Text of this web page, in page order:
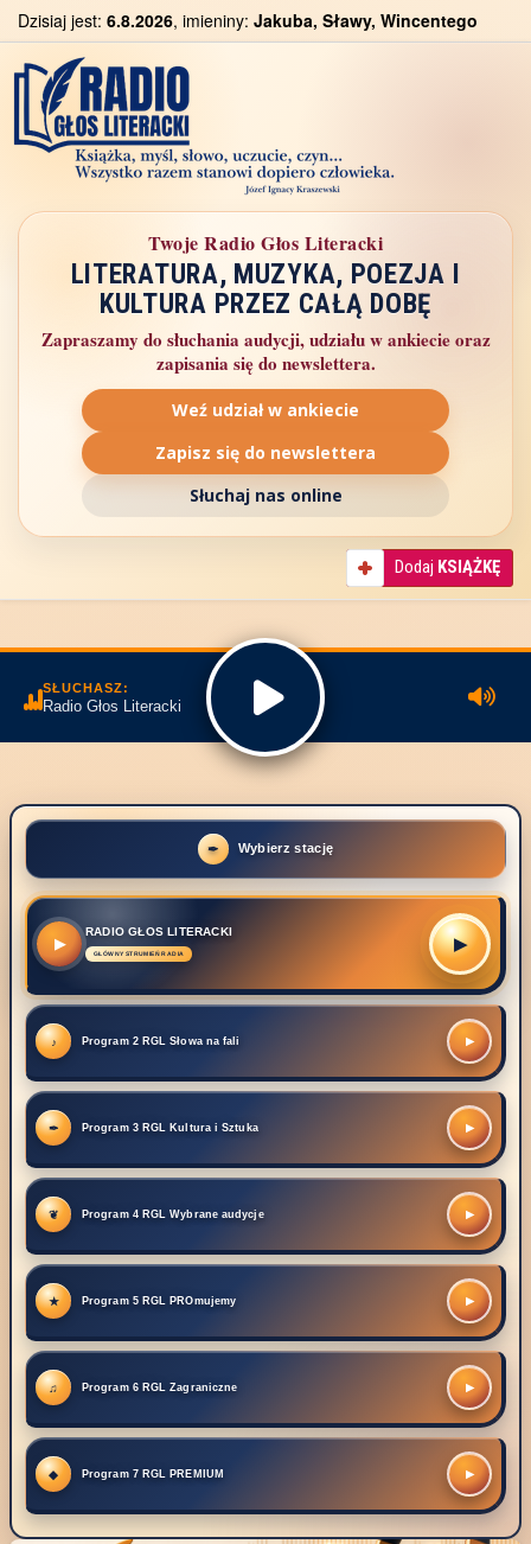
Dzisiaj jest: 6.8.2026, imieniny: Jakuba, Sławy, Wincentego
Twoje Radio Głos Literacki
LITERATURA, MUZYKA, POEZJA I
KULTURA PRZEZ CAŁĄ DOBĘ
Zapraszamy do słuchania audycji, udziału w ankiecie oraz
zapisania się do newslettera.
Weź udział w ankiecie
Zapisz się do newslettera
Słuchaj nas online
Dodaj KSIĄŻKĘ
SŁUCHASZ:
Radio Głos Literacki
Wybierz stację
RADIO GŁOS LITERACKI
▶
Program 2 RGL Słowa na fali ▶
Program 3 RGL Kultura i Sztuka ▶
Program 4 RGL Wybrane audycje ▶
Program 5 RGL PROmujemy ▶
Program 6 RGL Zagraniczne ▶
Program 7 RGL PREMIUM ▶